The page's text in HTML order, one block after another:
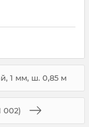
1 мм, ш. 0,85 м
002)